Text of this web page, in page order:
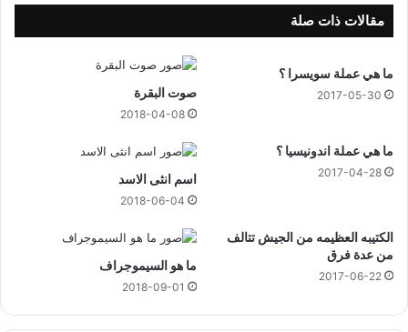
مقالات ذات صلة
ما هي عملة سويسرا ؟
2017-05-30 صوت البقرة
2018-04-08
ما هي عملة اندونيسيا ؟
2017-04-28 اسم انثى الاسد
2018-06-04
الكتيبه العظيمه من الجيش تتالف
من عدة فرق
2017-06-22
ما هو السيموجراف
2018-09-01